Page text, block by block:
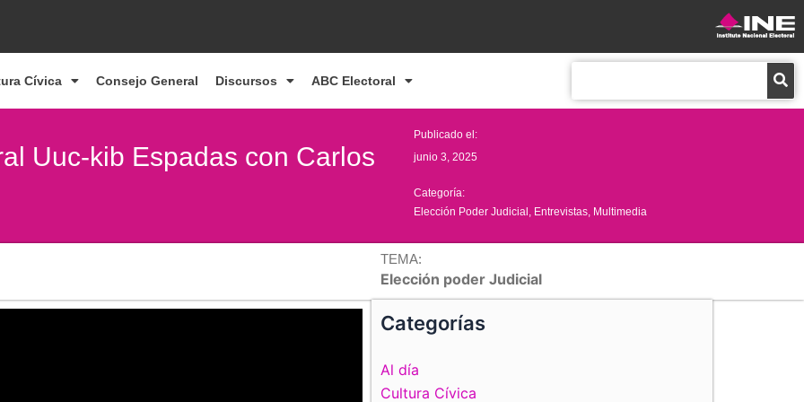
Cívica Consejo General Discursos ABC Electoral
Uuc-kib Espadas con Carlos
Publicado el:
junio 3, 2025
Categoría:
Elección Poder Judicial Entrevistas Multimedia
TEMA:
Elección poder Judicial
Categorías
Al día
Cultura Cívica